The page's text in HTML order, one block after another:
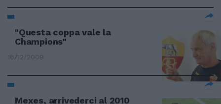
"Questa coppa vale la
Champions"
16/12/2009
Mexes, arrivederci al 2010